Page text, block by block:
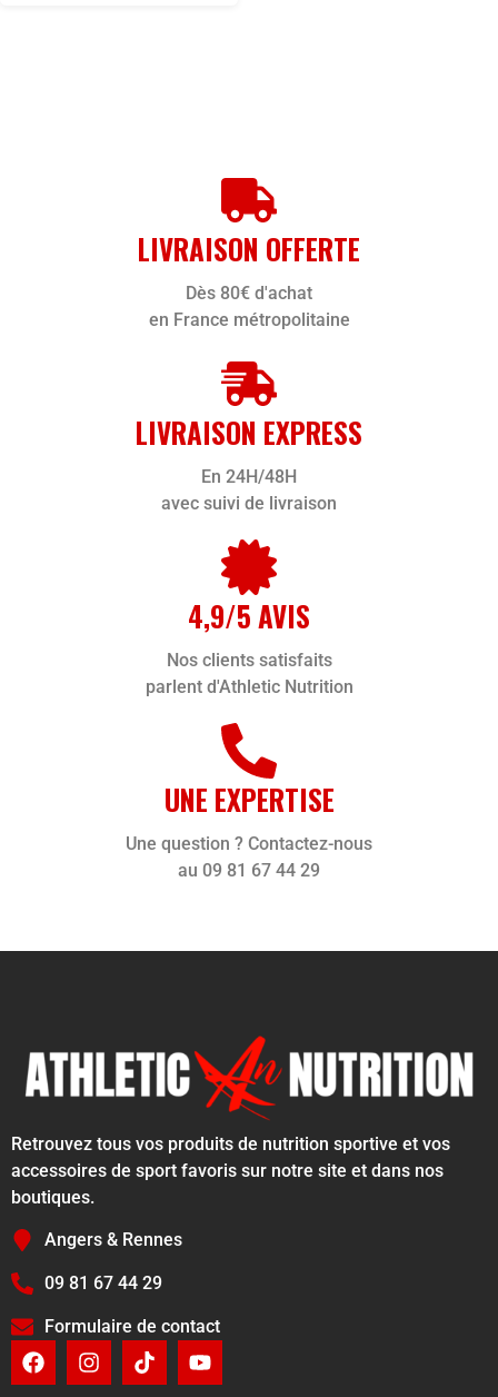
LIVRAISON OFFERTE
Dès 80€ d'achat
en France métropolitaine
LIVRAISON EXPRESS
En 24H/48H
avec suivi de livraison
4,9/5 AVIS
Nos clients satisfaits
parlent d'Athletic Nutrition
UNE EXPERTISE
Une question ? Contactez-nous
au 09 81 67 44 29
Retrouvez tous vos produits de nutrition sportive et vos
accessoires de sport favoris sur notre site et dans nos
boutiques.
Angers & Rennes
09 81 67 44 29
Formulaire de contact